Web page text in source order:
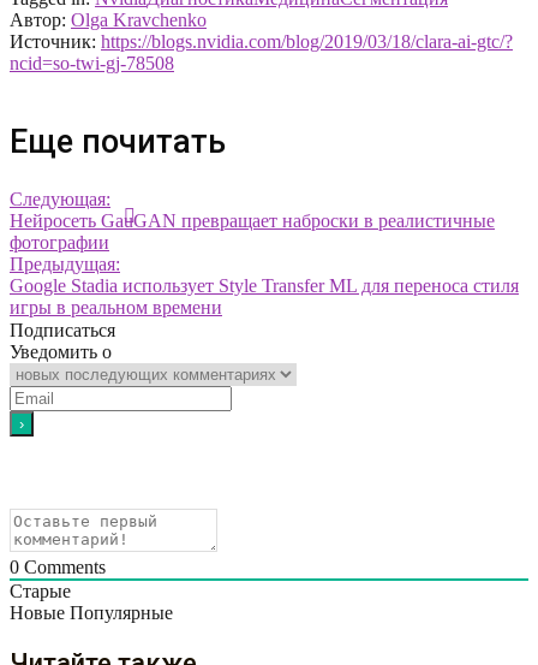
Автор: Olga Kravchenko
Источник: https://blogs.nvidia.com/blog/2019/03/18/clara-ai-gtc/?
ncid=so-twi-gj-78508
Еще почитать
Следующая:
Нейросеть GauGAN превращает наброски в реалистичные
фотографии
Предыдущая:
Google Stadia использует Style Transfer ML для переноса стиля
игры в реальном времени
Подписаться
Уведомить о
0 Comments
Старые
Новые Популярные